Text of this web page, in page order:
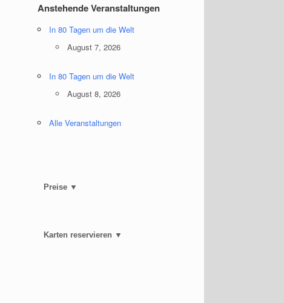
Anstehende Veranstaltungen
In 80 Tagen um die Welt
August 7, 2026
In 80 Tagen um die Welt
August 8, 2026
Alle Veranstaltungen
Preise ▼
Karten reservieren ▼